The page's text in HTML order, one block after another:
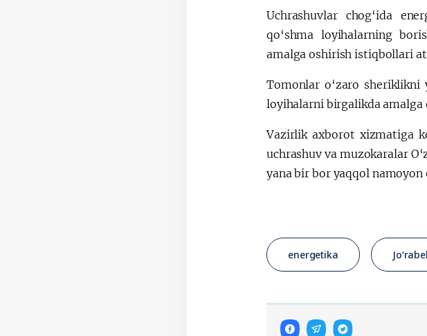
Uchrashuvlar chog‘ida
qo‘shma loyihalarning
amalga oshirish istiqbollari
Tomonlar o‘zaro sheriklikni
loyihalarni birgalikda amalga
Vazirlik axborot xizmatiga
uchrashuv va muzokaralar
yana bir bor yaqqol namoyon
energetika